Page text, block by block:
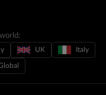
UK Italy